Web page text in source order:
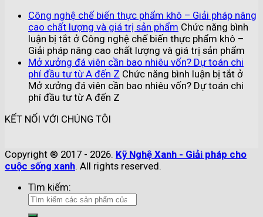
Công nghệ chế biến thực phẩm khô – Giải pháp nâng
cao chất lượng và giá trị sản phẩm Chức năng bình
luận bị tắt ở Công nghệ chế biến thực phẩm khô –
Giải pháp nâng cao chất lượng và giá trị sản phẩm
Mở xưởng đá viên cần bao nhiêu vốn? Dự toán chi
phí đầu tư từ A đến Z Chức năng bình luận bị tắt ở
Mở xưởng đá viên cần bao nhiêu vốn? Dự toán chi
phí đầu tư từ A đến Z
KẾT NỐI VỚI CHÚNG TÔI
Copyright ® 2017 - 2026. Kỹ Nghệ Xanh - Giải pháp cho
cuộc sống xanh. All rights reserved.
Tìm kiếm: